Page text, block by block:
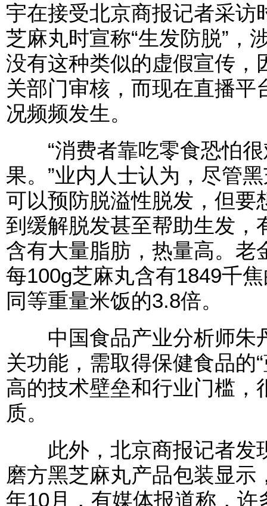
宇在接受北京商报记者采访
芝麻丸时宣称“生发防脱”，
没有这种类似的虚假宣传，
关部门审核，而现在直播
况频频发生。
“消费者靠吃零食恐怕很
果。”业内人士认为，尽管
可以预防脱溢性脱发，但要
到缓解脱发甚至帮助生发，
含有大量脂肪，热量高。老
每100g芝麻丸含有1849千
同等重量米饭的3.8倍。
中国食品产业分析师朱
关功能，需取得保健食品的
高的技术壁垒和行业门槛，
质。
此外，北京商报记者发
磨方黑芝麻丸产品包装显示
年10月，有媒体报道称，